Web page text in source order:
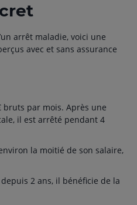
arrêt maladie, voici une
avec et sans assurance
bruts par mois. Après une
il est arrêté pendant 4
la moitié de son salaire,
2 ans, il bénéficie de la